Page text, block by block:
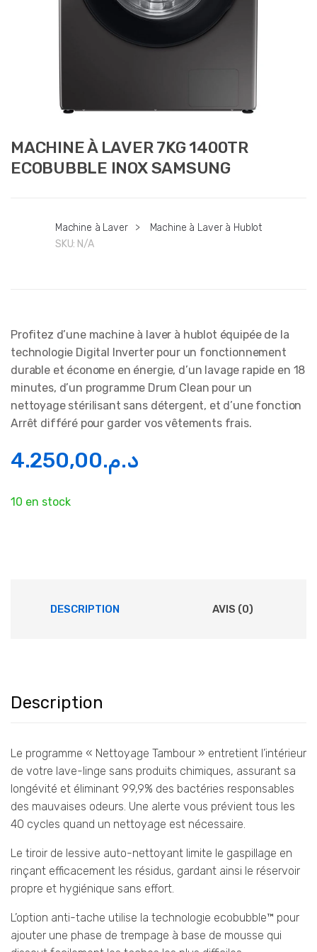
MACHINE À LAVER 7KG 1400TR
ECOBUBBLE INOX SAMSUNG
Machine à Laver >
Machine à Laver à Hublot
SKU: N/A
Profitez d’une machine à laver à hublot équipée de la
technologie Digital Inverter pour un fonctionnement
durable et économe en énergie, d’un lavage rapide en 18
minutes, d’un programme Drum Clean pour un
nettoyage stérilisant sans détergent, et d’une fonction
Arrêt différé pour garder vos vêtements frais.
د.م.4.250,00
10 en stock
DESCRIPTION AVIS (0)
Description
Le programme « Nettoyage Tambour » entretient l’intérieur
de votre lave-linge sans produits chimiques, assurant sa
longévité et éliminant 99,9% des bactéries responsables
des mauvaises odeurs. Une alerte vous prévient tous les
40 cycles quand un nettoyage est nécessaire.
Le tiroir de lessive auto-nettoyant limite le gaspillage en
rinçant efficacement les résidus, gardant ainsi le réservoir
propre et hygiénique sans effort.
L’option anti-tache utilise la technologie ecobubble™ pour
ajouter une phase de trempage à base de mousse qui